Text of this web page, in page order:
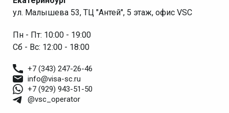
ул. Малышева 53, ТЦ "Антей", 5 этаж, офис VSC
Пн - Пт: 10:00 - 19:00
Сб - Вс: 12:00 - 18:00
+7 (343) 247-26-46
info@visa-sc.ru
+7 (929) 943-51-50
@vsc_operator